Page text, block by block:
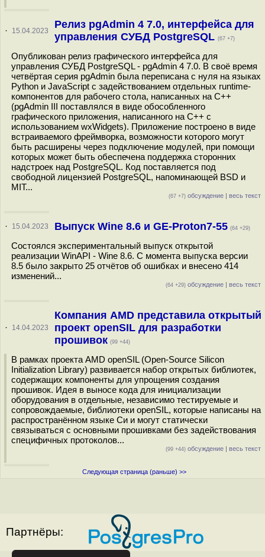
· 15.04.2023
Релиз pgAdmin 4 7.0, интерфейса для
управления СУБД PostgreSQL (67 +7)
Опубликован релиз графического интерфейса для
управления СУБД PostgreSQL - pgAdmin 4 7.0. В своё время
четвёртая серия pgAdmin была переписана с нуля на языках
Python и JavaScript с задействованием отдельных runtime-
компонентов для рабочего стола, написанных на C++
(pgAdmin III поставлялся в виде обособленного
графического приложения, написанного на C++ с
использованием wxWidgets). Приложение построено в виде
встраиваемого фреймворка, возможности которого могут
быть расширены через подключение модулей, при помощи
которых может быть обеспечена поддержка сторонних
надстроек над PostgreSQL. Код поставляется под
свободной лицензией PostgreSQL, напоминающей BSD и
MIT...
(67 +7) обсуждение | весь текст
· 15.04.2023 Выпуск Wine 8.6 и GE-Proton7-55 (64 +29)
Состоялся экспериментальный выпуск открытой
реализации WinAPI - Wine 8.6. С момента выпуска версии
8.5 было закрыто 25 отчётов об ошибках и внесено 414
изменений...
(64 +29) обсуждение | весь текст
· 14.04.2023
Компания AMD представила открытый
проект openSIL для разработки
прошивок (99 +44)
В рамках проекта AMD openSIL (Open-Source Silicon
Initialization Library) развивается набор открытых библиотек,
содержащих компоненты для упрощения создания
прошивок. Идея в выносе кода для инициализации
оборудования в отдельные, независимо тестируемые и
сопровождаемые, библиотеки openSIL, которые написаны на
распространённом языке Си и могут статически
связываться с основными прошивками без задействования
специфичных протоколов...
(99 +44) обсуждение | весь текст
Следующая страница (раньше) >>
Партнёры: